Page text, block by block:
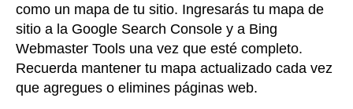
como un mapa de tu sitio. Ingresarás tu mapa de
sitio a la Google Search Console y a Bing
Webmaster Tools una vez que esté completo.
Recuerda mantener tu mapa actualizado cada vez
que agregues o elimines páginas web.